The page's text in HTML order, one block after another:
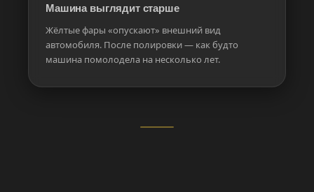
Машина выглядит старше
Жёлтые фары «опускают» внешний вид
автомобиля. После полировки — как будто
машина помолодела на несколько лет.